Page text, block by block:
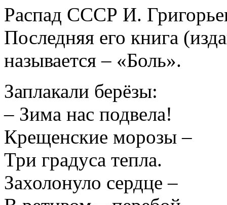
Распад СССР И.
Последняя его книга
называется – «Боль».
Заплакали берёзы:
– Зима нас подвела!
Крещенские морозы –
Три градуса тепла.
Захолонуло сердце –